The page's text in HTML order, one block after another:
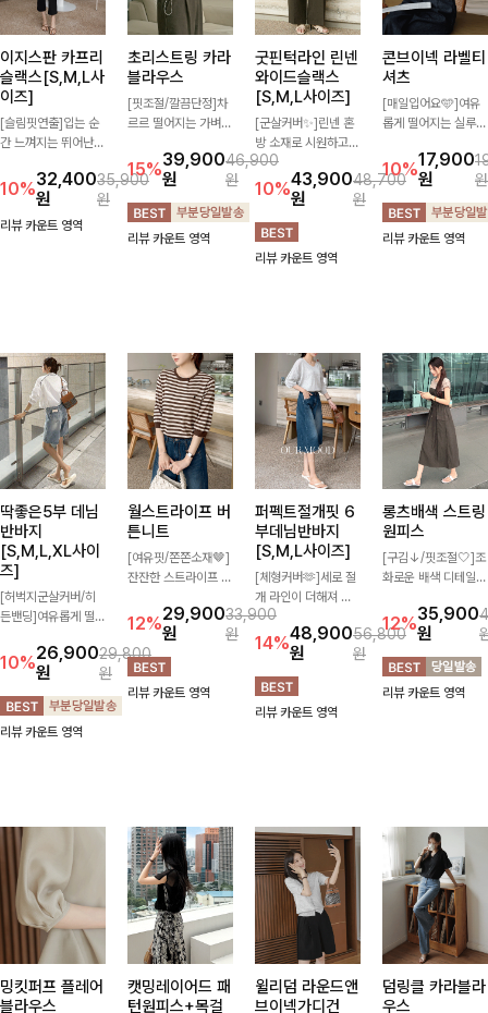
이지스판 카프리
슬랙스[S,M,L사
이즈]
[슬림핏연출]입는 순
간 느껴지는 뛰어난
은 날에도 편안하게
🌿 발목이 드러나는
카프리 기장이 다리
10%32,400
원
35,900
원
리뷰 카운트 영역
초리스트링 카라
블라우스
[핏조절/깔끔단정]차
르르 떨어지는 가벼운
쾌적하게 즐기기 좋은
카라 블라우스- 심플
한 디자인에 클래식한
카라와 버튼 디테일을
더해 데일리부터 오피
15%39,900
원
46,900
원
리뷰 카운트 영역
굿핀턱라인 린넨
와이드슬랙스
[S,M,L사이즈]
[군살커버✨]린넨 혼
방 소재로 시원하고
쾌적하게 즐기기 좋은
와이드 슬랙스입니다.
핀턱 디테일과 여유로
운 와이드 핏이 더해
져 길고 멋스러운 실
루엣을 완성해드려
10%43,900
원
48,700
원
리뷰 카운트 영역
콘브이넥 라벨티
셔츠
[매일입어요🩵]여유
롭게 떨어지는 실루엣
자인으로 데일리하게
즐기기 좋은 티셔츠-
소매 라벨 디테일이
은은한 포인트를 더해
심플하면서도 센스 있
10%17,900
원
원
리뷰 카운트 영역
딱좋은5부 데님
반바지
[S,M,L,XL사이
즈]
[허벅지군살커버/히
든밴딩]여유롭게 떨어
없는 5부 기장으로 편
안하게 즐기기 좋은
데님 팬츠 ✨ 빈티지
한 워싱감이 더해져
캐주얼하면서도 트렌
10%26,900
원
29,800
원
리뷰 카운트 영역
월스트라이프 버
튼니트
[여유핏/쫀쫀소재🤎]
잔잔한 스트라이프 패
더해져 캐주얼하면서
도 세련된 무드를 연
출해주는 니트- 가볍
고 부드러운 착용감으
로 단독은 물론 데일
12%29,900
원
33,900
원
리뷰 카운트 영역
퍼펙트절개핏 6
부데님반바지
[S,M,L사이즈]
[체형커버🫶]세로 절
개 라인이 더해져 다
리 라인을 더욱 길고
슬림하게 연출해주는
5부 데님 반바지 🤍
부담 없는 기장과 여
유로운 핏으로 편안하
게 착용되며 다양한
14%48,900
원
56,800
원
리뷰 카운트 영역
롱츠배색 스트링
원피스
[구김↓/핏조절🤍]조
화로운 배색 디테일로
스! 스트링이 내장되
어있어 여리여리한 라
인을 만들어주고 넉넉
한 포켓으로 실용성까
지 갖췄어요:)
12%35,900
원
리뷰 카운트 영역
밍킷퍼프 플레어
블라우스
캣밍레이어드 패
턴원피스+목걸
윌리덤 라운드앤
브이넥가디건
덤링클 카라블라
우스